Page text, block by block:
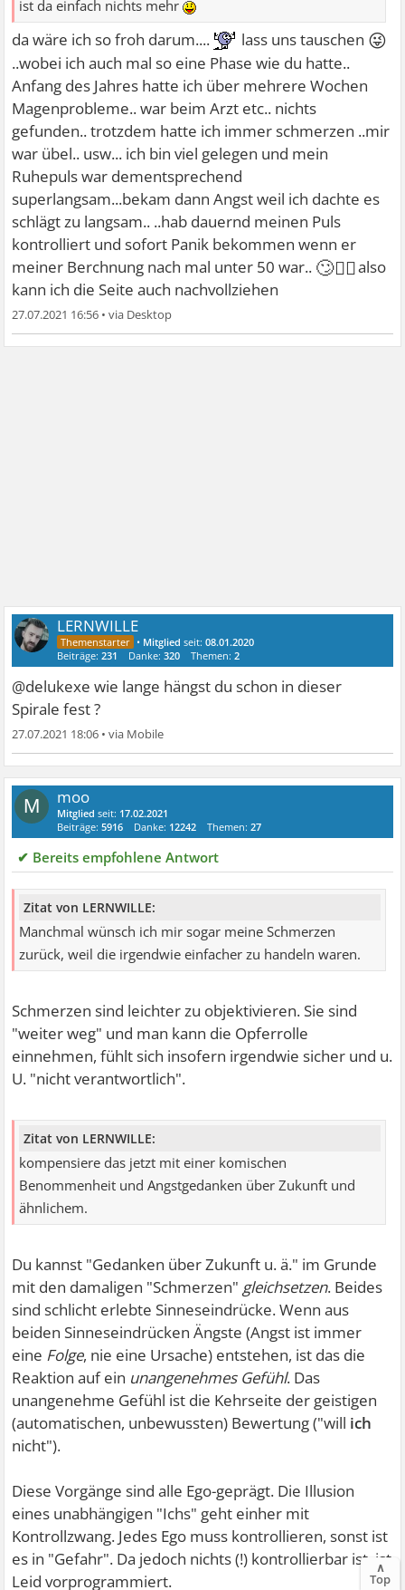
ist da einfach nichts mehr
da wäre ich so froh darum.... lass uns tauschen 😜
..wobei ich auch mal so eine Phase wie du hatte..
Anfang des Jahres hatte ich über mehrere Wochen
Magenprobleme.. war beim Arzt etc.. nichts
gefunden.. trotzdem hatte ich immer schmerzen ..mir
war übel.. usw... ich bin viel gelegen und mein
Ruhepuls war dementsprechend
superlangsam...bekam dann Angst weil ich dachte es
schlägt zu langsam.. ..hab dauernd meinen Puls
kontrolliert und sofort Panik bekommen wenn er
meiner Berchnung nach mal unter 50 war.. 🙄🤦‍♂also
kann ich die Seite auch nachvollziehen
27.07.2021 16:56 •
LERNWILLE
• Mitglied seit:08.01.2020
Beiträge:231 Danke:320 Themen:2
@delukexe wie lange hängst du schon in dieser
Spirale fest ?
27.07.2021 18:06 •
M moo
Mitglied seit: 17.02.2021
Beiträge:5916 Danke: 12242 Themen:27
✔ Bereits empfohlene Antwort
Zitat von LERNWILLE:
Manchmal wünsch ich mir sogar meine Schmerzen
zurück, weil die irgendwie einfacher zu handeln waren.
Schmerzen sind leichter zu objektivieren. Sie sind
"weiter weg" und man kann die Opferrolle
einnehmen, fühlt sich insofern irgendwie sicher und u.
U. "nicht verantwortlich".
Zitat von LERNWILLE:
kompensiere das jetzt mit einer komischen
Benommenheit und Angstgedanken über Zukunft und
ähnlichem.
Du kannst "Gedanken über Zukunft u. ä." im Grunde
mit den damaligen "Schmerzen" gleichsetzen. Beides
sind schlicht erlebte Sinneseindrücke. Wenn aus
beiden Sinneseindrücken Ängste (Angst ist immer
eine Folge, nie eine Ursache) entstehen, ist das die
Reaktion auf ein unangenehmes Gefühl. Das
unangenehme Gefühl ist die Kehrseite der geistigen
(automatischen, unbewussten) Bewertung ("will ich
nicht").
Diese Vorgänge sind alle Ego-geprägt. Die Illusion
eines unabhängigen "Ichs" geht einher mit
Kontrollzwang. Jedes Ego muss kontrollieren, sonst ist
es in "Gefahr". Da jedoch nichts (!) kontrollierbar ist, ist
Leid vorprogrammiert.
∧
Top